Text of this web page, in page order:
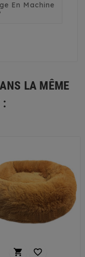
En Machine
LA MÊME
:
 